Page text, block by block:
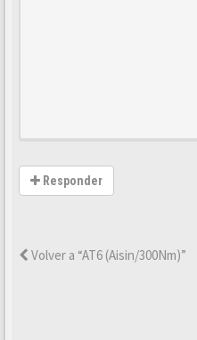
Responder
Volver a “AT6 (Aisin/300Nm)”